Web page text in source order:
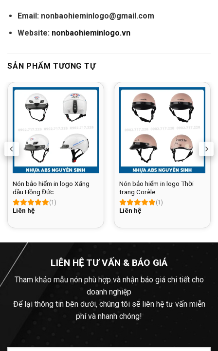
Email: nonbaohieminlogo@gmail.com
Website: nonbaohieminlogo.vn
SẢN PHẨM TƯƠNG TỰ
Nón bảo hiểm in logo Xăng
dầu Hồng Đức
(1)
Liên hệ
Nón bảo hiểm in logo Thời
trang Corèle
(1)
Liên hệ
LIÊN HỆ TƯ VẤN & BÁO GIÁ
Tham khảo mẫu nón phù hợp và nhận báo giá chi tiết cho
doanh nghiệp
Để lại thông tin bên dưới, chúng tôi sẽ liên hệ tư vấn miễn
phí và nhanh chóng!